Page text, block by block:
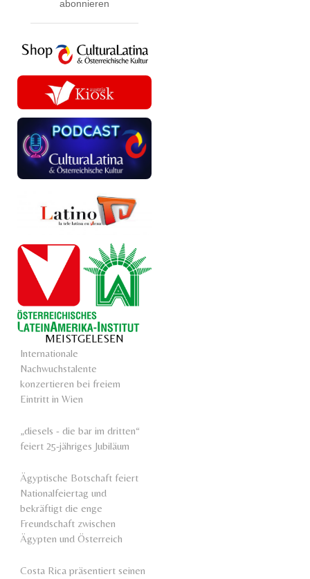
abonnieren
MEISTGELESEN
Internationale
Nachwuchstalente
konzertieren bei freiem
Eintritt in Wien
„diesels - die bar im dritten“
feiert 25-jähriges Jubiläum
Ägyptische Botschaft feiert
Nationalfeiertag und
bekräftigt die enge
Freundschaft zwischen
Ägypten und Österreich
Costa Rica präsentiert seinen